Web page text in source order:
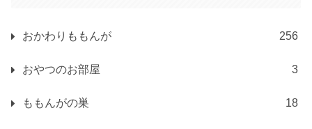
おかわりももんが 256
おやつのお部屋 3
ももんがの巣 18